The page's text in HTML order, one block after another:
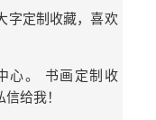
字定制收藏，喜欢
心。 书画定制收
给我！